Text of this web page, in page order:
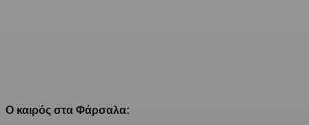
Ο καιρός στα Φάρσαλα: